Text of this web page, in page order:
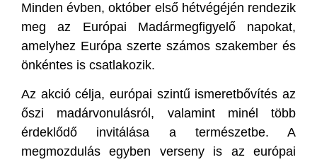
Minden évben, október első hétvégéjén rendezik
meg az Európai Madármegfigyelő napokat,
amelyhez Európa szerte számos szakember és
önkéntes is csatlakozik.
Az akció célja, európai szintű ismeretbővítés az
őszi madárvonulásról, valamint minél több
érdeklődő invitálása a természetbe. A
megmozdulás egyben verseny is az európai